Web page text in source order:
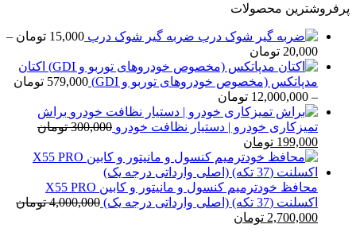
7,000,000 تومان
پرفروشترین محصولات
ضربه گیر شوک درب 15,000 تومان –
20,000 تومان
قیمت:
15,000 تومان
تا
20,000 تومان
اکتان
مدپاتکس (مخصوص خودروهای توربو و GDI)
579,000 تومان
–
12,000,000 تومان
قیمت:
579,000 تومان
12,000,000 تومان
براش
تمیزکاری خودرو | دستیار نظافت خودرو 300,000 تومان
قیمت
اصلی
300,000 تومان
بود.
199,000 تومان
فعلی
199,000 تومان
است.
محافظ خودترمیم کنسول و مانیتور و کابین X55 PRO
اکسلنت (37 تکه) (اصلی وارداتی درجه یک)
4,000,000 تومان
قیمت
2,700,000 تومان